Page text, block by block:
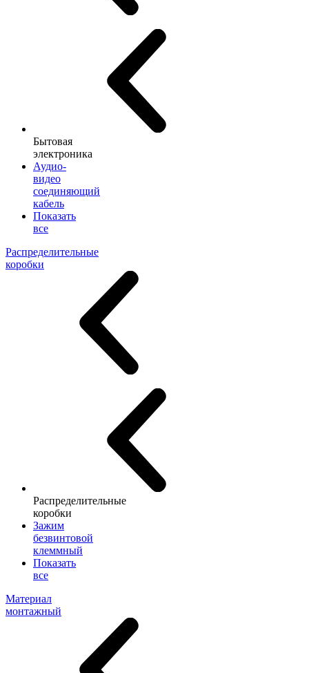
Бытовая
электроника
Аудио-
видео
соединяющий
кабель
Показать
все
Распределительные
коробки
Распределительные
коробки
Зажим
безвинтовой
клеммный
Показать
все
Материал
монтажный